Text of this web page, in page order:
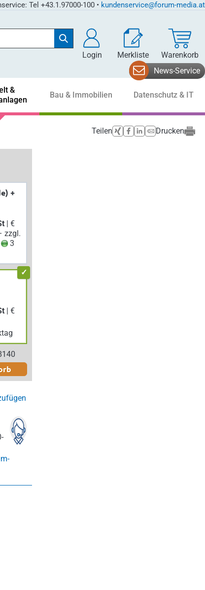
Tel +43.1.97000-100 • kundenservice@forum-media.at
Login Merkliste Warenkorb
News-Service
&
Bau & Immobilien Datenschutz & IT
+
| €
zzgl.
3
| €
Teilen Drucken